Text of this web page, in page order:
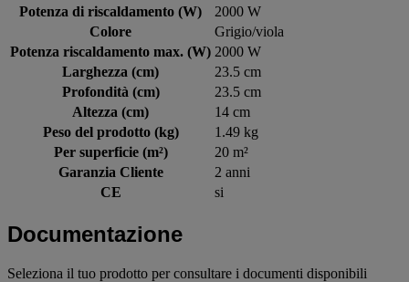
Potenza di riscaldamento (W)
2000 W
Colore
Grigio/viola
Potenza riscaldamento max. (W) 2000 W
Larghezza (cm)
23.5 cm
Profondità (cm)
23.5 cm
Altezza (cm)
14 cm
Peso del prodotto (kg)
1.49 kg
Per superficie (m²)
20 m²
Garanzia Cliente
2 anni
CE
si
Documentazione
Seleziona il tuo prodotto per consultare i documenti disponibili